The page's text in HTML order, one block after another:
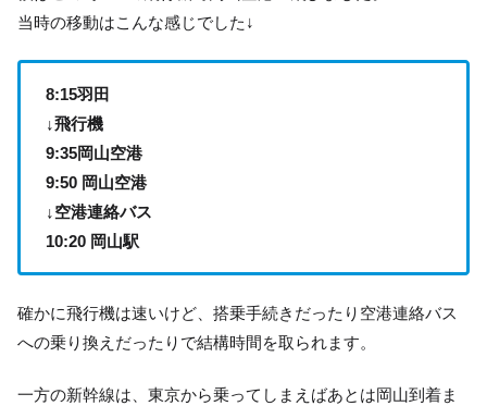
当時の移動はこんな感じでした↓
8:15羽田
↓飛行機
9:35岡山空港
9:50 岡山空港
↓空港連絡バス
10:20 岡山駅
確かに飛行機は速いけど、搭乗手続きだったり空港連絡バス
への乗り換えだったりで結構時間を取られます。
一方の新幹線は、東京から乗ってしまえばあとは岡山到着ま